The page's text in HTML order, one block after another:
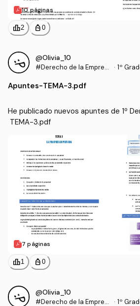
10 páginas
leaderboard2 personal_bag 0
@Olivia_10
#Derecho de la Empres
· 1º
Apuntes-TEMA-3.pdf
He publicado nuevos apuntes de 1º
TEMA-3.pdf
7 páginas
leaderboard1 personal_bag 0
@Olivia_10
#Derecho de la Empres
· 1º